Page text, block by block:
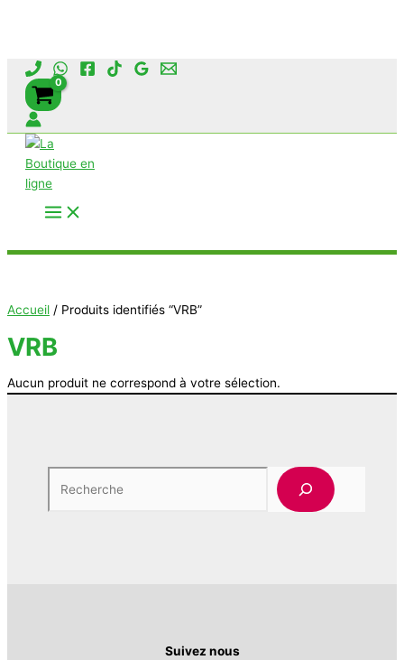
Aller
contenu
Accueil / Produits identifiés “VRB”
VRB
Aucun produit ne correspond à votre sélection.
Suivez nous